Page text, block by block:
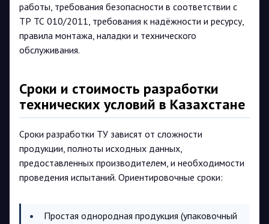
работы, требования безопасности в соответствии с
ТР ТС 010/2011, требования к надёжности и ресурсу,
правила монтажа, наладки и технического
обслуживания.
Сроки и стоимость разработки
технических условий в Казахстане
Сроки разработки ТУ зависят от сложности
продукции, полноты исходных данных,
предоставленных производителем, и необходимости
проведения испытаний. Ориентировочные сроки:
Простая однородная продукция (упаковочный